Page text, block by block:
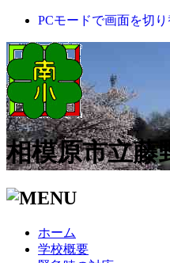
PCモードで画面を切り
相模原市立藤
ホーム
学校概要